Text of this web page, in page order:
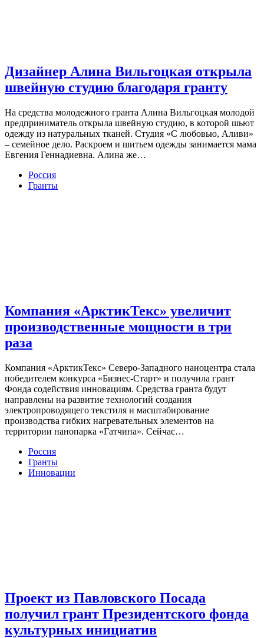
Дизайнер Алина Вильгоцкая открыла
швейную студию благодаря гранту
На средства молодежного гранта Алина Вильгоцкая молодой
предприниматель открыла швейную студию, в которой шьют
одежду из натуральных тканей. Студия «С любовью, Аливи»
– семейное дело. Раскроем и шитьем одежды занимается мама
Евгения Геннадиевна. Алина же…
Россия
Гранты
Компания «АрктикТекс» увеличит
производственные мощности в три
раза
Компания «АрктикТекс» Северо-Западного наноцентра стала
победителем конкурса «Бизнес-Старт» и получила грант
Фонда содействия инновациям. Средства гранта будут
направлены на развитие технологий создания
электропроводящего текстиля и масштабирование
производства гибких нагревательных элементов на
территории нанопарка «Гатчина». Сейчас…
Россия
Гранты
Инновации
Проект из Павловского Посада
получил грант Президентского фонда
культурных инициатив